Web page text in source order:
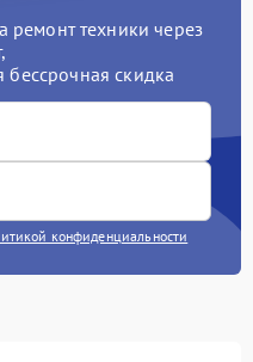
техники через
бессрочная скидка
конфиденциальности